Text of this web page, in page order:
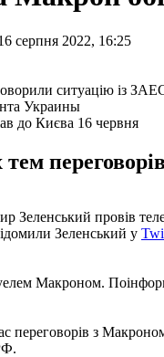
серпня 2022, 16:25
Украины
до Києва 16 червня
Зеленський провів
Зеленський у
Макроном.
переговорів з